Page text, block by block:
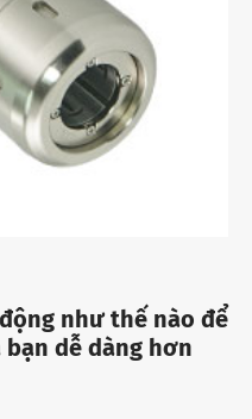
như thế nào để
bạn dễ dàng hơn